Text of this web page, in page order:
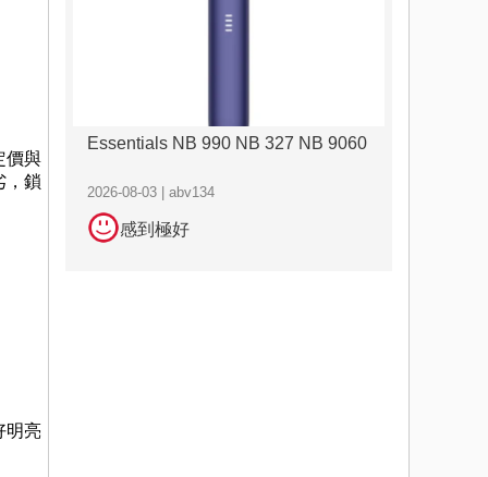
價與
，鎖
明亮
Essentials NB 990 NB 327 NB 9060
2026-08-03 | abv134
感到極好